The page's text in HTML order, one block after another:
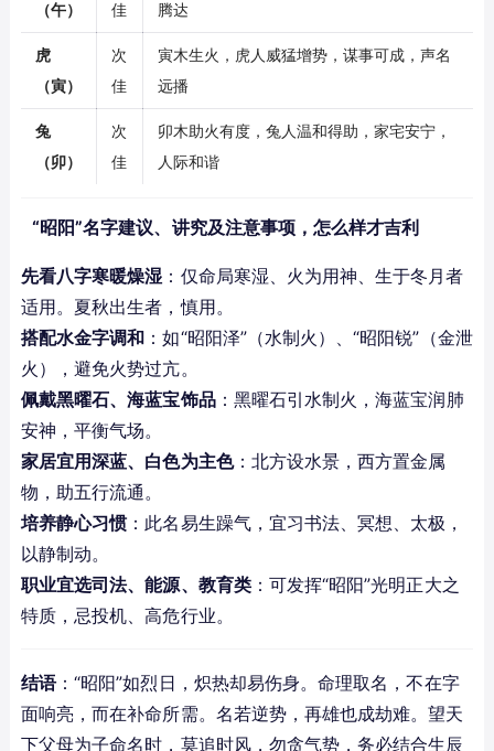
（午）
佳
腾达
虎
（寅）
次
佳
寅木生火，虎人威猛增势，谋事可成，声名
远播
兔
（卯）
次
佳
卯木助火有度，兔人温和得助，家宅安宁，
人际和谐
“昭阳”名字建议、讲究及注意事项，怎么样才吉利
先看八字寒暖燥湿 ：仅命局寒湿、火为用神、生于冬月者
适用。夏秋出生者，慎用。
搭配水金字调和 ：如“昭阳泽”（水制火）、“昭阳锐”（金泄
火），避免火势过亢。
佩戴黑曜石、海蓝宝饰品：黑曜石引水制火，海蓝宝润肺
安神，平衡气场。
家居宜用深蓝、白色为主色：北方设水景，西方置金属
物，助五行流通。
培养静心习惯：此名易生躁气，宜习书法、冥想、太极，
以静制动。
职业宜选司法、能源、教育类：可发挥“昭阳”光明正大之
特质，忌投机、高危行业。
结语：“昭阳”如烈日，炽热却易伤身。命理取名，不在字
面响亮，而在补命所需。名若逆势，再雄也成劫难。望天
下父母为子命名时，莫追时风，勿贪气势，务必结合生辰